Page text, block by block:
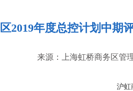
2019年度总控计划中期
来源：上海虹桥商务区管
沪虹